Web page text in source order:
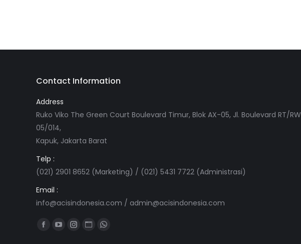
Contact Information
Address
Ruko Viko The Green Court Boulevard Timur, Blok AX-05, Jl. Boulevard RT/RW
05/014,
Kapuk, Jakarta Barat
Telp :
(021) 2901 8652 (Marketing) / (021) 5431 7722 (Administrasi)
Email :
info@acisindonesia.com / admin@acisindonesia.com
Find us on:
FacebookYouTube
Instagram
WebsiteWhatsapp